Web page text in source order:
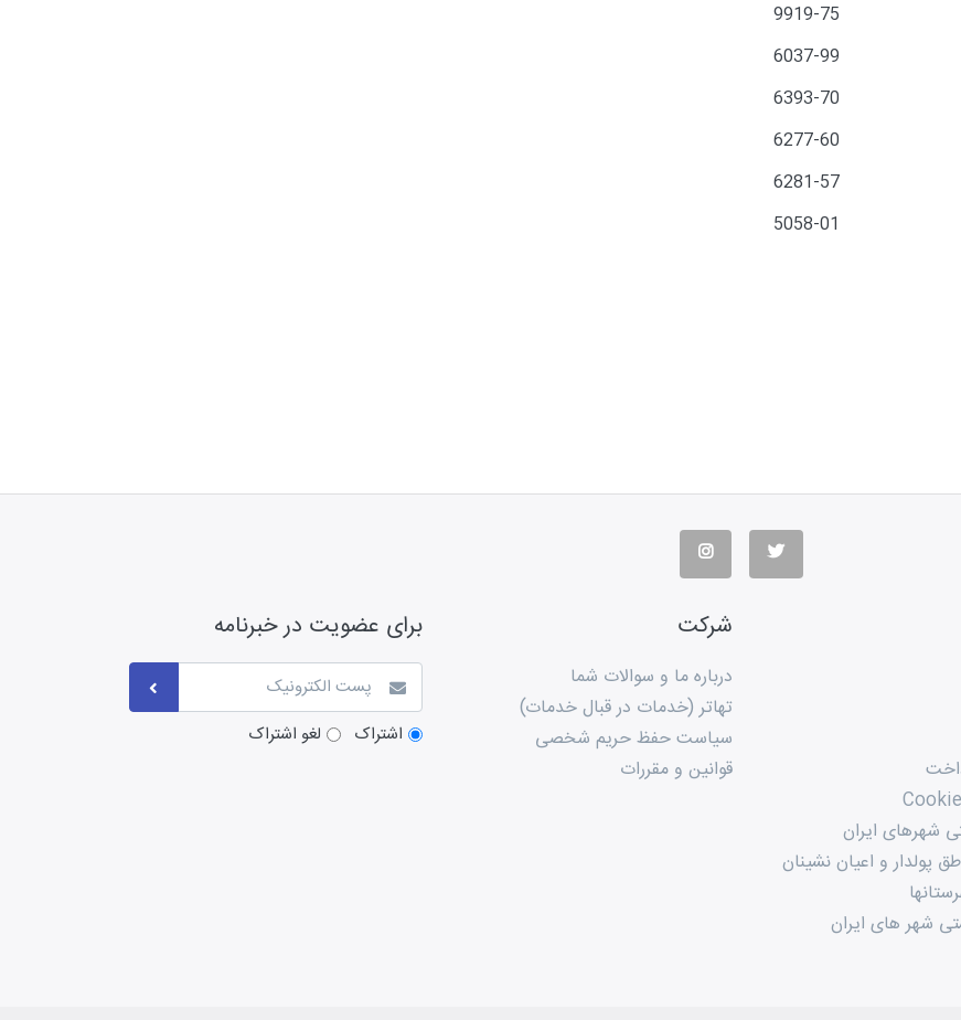
9919-75
6037-99
6393-70
6277-60
6281-57
5058-01
شهرهای ایران
پولدار و اعیان نشینان
شهر های ایران
شرکت
درباره ما و سوالات شما
تهاتر (خدمات در قبال خدمات)
سیاست حفظ حریم شخصی
قوانین و مقررات
برای عضویت در خبرنامه
اشتراک لغو اشتراک